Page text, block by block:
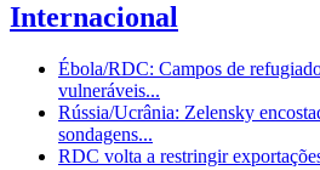
Internacional
Ébola/RDC: Campos de
vulneráveis...
Rússia/Ucrânia: Zelensky
sondagens...
RDC volta a restringir